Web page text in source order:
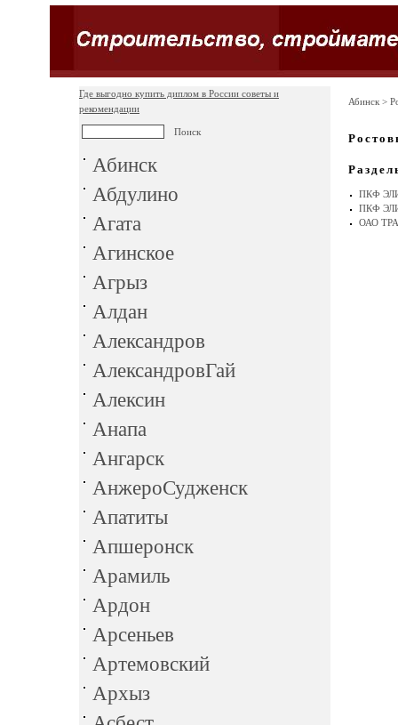
Где выгодно купить диплом в России советы и
рекомендации
Абинск
Абдулино
Агата
Агинское
Агрыз
Алдан
Александров
АлександровГай
Алексин
Анапа
Ангарск
АнжероСудженск
Апатиты
Апшеронск
Арамиль
Ардон
Арсеньев
Артемовский
Архыз
Абинск >
ПКФ
ПКФ
ОАО